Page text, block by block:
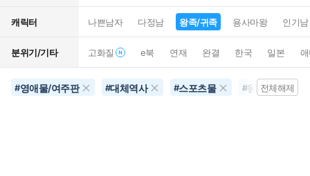
캐릭터 나쁜남자 다정남 왕족/귀족 용사마왕 인기남
분위기/기타 고화질 e북 연재 완결 한국 일본
#영애물/여주판 #대체역사 #스포츠물 #왕족/귀족
전체해제